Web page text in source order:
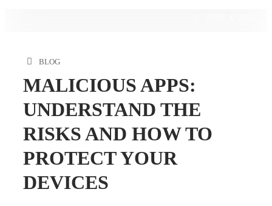
BLOG
MALICIOUS APPS:
UNDERSTAND THE
RISKS AND HOW TO
PROTECT YOUR
DEVICES